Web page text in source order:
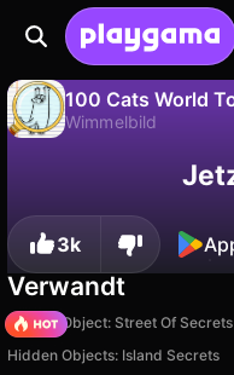
100 Cats World
Wimmelbild
speichern!
3k
Verwandt
Hidden Object: Street Of Secrets
Hidden Objects: Island Secrets